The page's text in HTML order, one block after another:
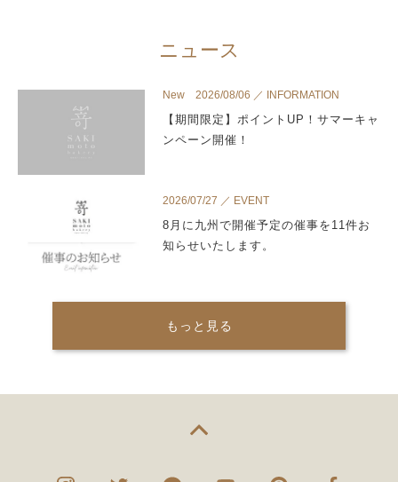
ニュース
New 2026/08/06 ／ INFORMATION
【期間限定】ポイントUP！サマーキャ
ンペーン開催！
2026/07/27 ／ EVENT
8月に九州で開催予定の催事を11件お
知らせいたします。
もっと見る